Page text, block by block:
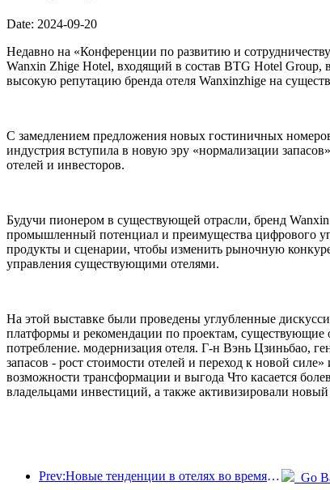
Date: 2024-09-20
Недавно на «Конференции по развитию и
Wanxin Zhige Hotel, входящий в состав BTG Hotel Group,
высокую репутацию бренда отеля Wanxinzhige на
С замедлением предложения новых гостиничных
индустрия вступила в новую эру «нормализации
отелей и инвесторов.
Будучи пионером в существующей отрасли, бренд
промышленный потенциал и преимущества цифрового
продукты и сценарии, чтобы изменить рыночную
управления существующими отелями.
На этой выставке были проведены углубленные
платформы и рекомендации по проектам, существующие
потребление. модернизация отеля. Г-н Вэнь Цзиньбао,
запасов - рост стоимости отелей и переход к новой
возможности трансформации и выгода Что касается
владельцами инвестиций, а также активизировали
Prev:Новые тенденции в отелях во время Национального дня 2024 года: люди, пережившие нулевые, носят ханьфу и останавливаются в «государственном гостевом доме», чтобы пить чай и изучать каллиграфию, чтобы продемонстрировать культурную уверенность. Go